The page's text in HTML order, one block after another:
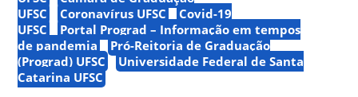
UFSC
Coronavírus UFSC
Covid-19
UFSC
Portal Prograd – Informação em tempos
de pandemia
Pró-Reitoria de Graduação
(Prograd) UFSC
Universidade Federal de Santa
Catarina UFSC